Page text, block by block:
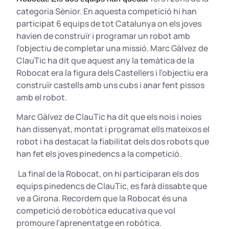
categoria Sènior. En aquesta competició hi han
participat 6 equips de tot Catalunya on els joves
havien de construïr i programar un robot amb
l’objectiu de completar una missió. Marc Gàlvez de
ClauTic ha dit que aquest any la temàtica de la
Robocat era la figura dels Castellers i l’objectiu era
construïr castells amb uns cubs i anar fent pissos
amb el robot.
Marc Gàlvez de ClauTic ha dit que els nois i noies
han dissenyat, montat i programat ells mateixos el
robot i ha destacat la fiabilitat dels dos robots que
han fet els joves pinedencs a la competició.
La final de la Robocat, on hi participaran els dos
equips pinedencs de ClauTic, es farà dissabte que
ve a Girona. Recordem que la Robocat és una
competició de robòtica educativa que vol
promoure l’aprenentatge en robòtica.